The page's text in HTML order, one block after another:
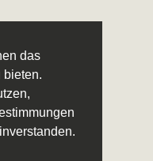
das
bieten.